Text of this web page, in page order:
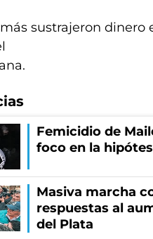
sustrajeron
Femicidio de
foco en la
Masiva marcha
respuestas al
del Plata